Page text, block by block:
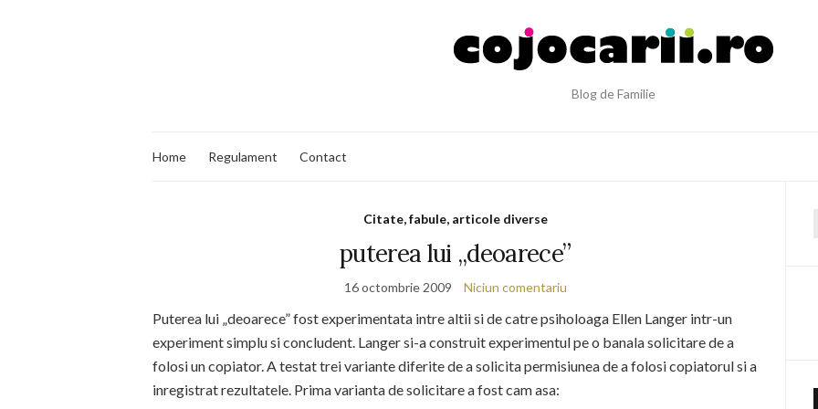
Blog de Familie
Home Regulament Contact
Citate, fabule, articole diverse
puterea lui „deoarece”
16 octombrie 2009 Niciun comentariu
Puterea lui „deoarece” fost experimentata intre altii si de catre psiholoaga Ellen Langer intr-un
experiment simplu si concludent. Langer si-a construit experimentul pe o banala solicitare de a
folosi un copiator. A testat trei variante diferite de a solicita permisiunea de a folosi copiatorul si a
inregistrat rezultatele. Prima varianta de solicitare a fost cam asa: